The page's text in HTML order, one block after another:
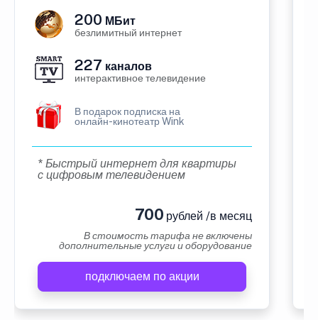
200 МБит
безлимитный интернет
227 каналов
интерактивное телевидение
В подарок подписка на
онлайн-кинотеатр Wink
* Быстрый интернет для квартиры
с цифровым телевидением
700 рублей /в месяц
В стоимость тарифа не включены
дополнительные услуги и оборудование
подключаем по акции